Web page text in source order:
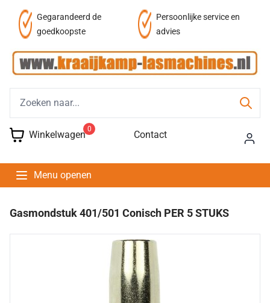
Gegarandeerd de
goedkoopste
Persoonlijke service en
advies
Winkelwagen 0 Contact
Menu openen
Gasmondstuk 401/501 Conisch PER 5 STUKS